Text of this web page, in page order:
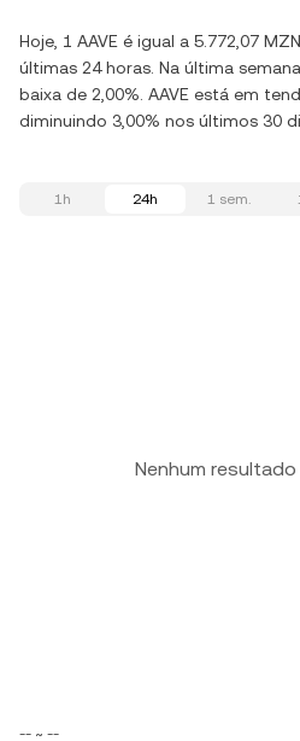
Hoje, 1 AAVE é igual a 5.772,07
últimas 24 horas. Na última
baixa de 2,00%. AAVE está em
diminuindo 3,00% nos últimos 30
1h 24h 1 sem.
Nenhum
-- ~ --